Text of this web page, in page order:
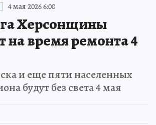
4 мая 2026 6:00
Херсонщины
на время ремонта 4
и еще пяти населенных
будут без света 4 мая